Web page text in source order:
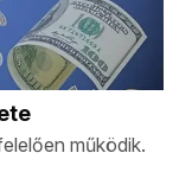
működik.